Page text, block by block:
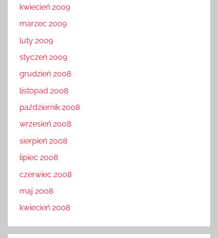
kwiecień 2009
marzec 2009
luty 2009
styczeń 2009
grudzień 2008
listopad 2008
październik 2008
wrzesień 2008
sierpień 2008
lipiec 2008
czerwiec 2008
maj 2008
kwiecień 2008